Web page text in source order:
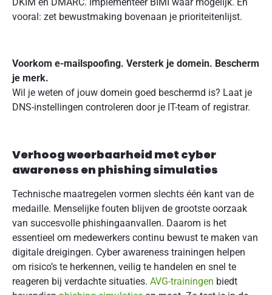
vooral: zet bewustmaking bovenaan je prioriteitenlijst.
Voorkom e-mailspoofing. Versterk je domein. Bescherm
je merk.
Wil je weten of jouw domein goed beschermd is? Laat je
DNS-instellingen controleren door je IT-team of registrar.
Verhoog weerbaarheid met cyber
awareness en phishing simulaties
Technische maatregelen vormen slechts één kant van de
medaille. Menselijke fouten blijven de grootste oorzaak
van succesvolle phishingaanvallen. Daarom is het
essentieel om medewerkers continu bewust te maken van
digitale dreigingen. Cyber awareness trainingen helpen
om risico’s te herkennen, veilig te handelen en snel te
reageren bij verdachte situaties. AVG-trainingen biedt